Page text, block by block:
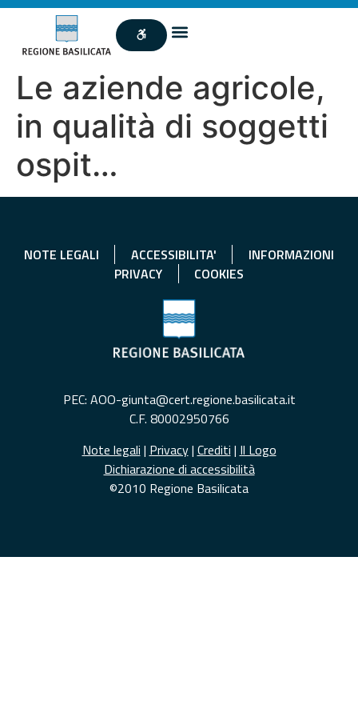
Le aziende agricole,
in qualità di soggetti
ospit…
NOTE LEGALI ACCESSIBILITA'
INFORMAZIONI
PRIVACY
COOKIES
PEC: AOO-giunta@cert.regione.basilicata.it
C.F. 80002950766
Note legali | Privacy| Crediti | Il Logo
Dichiarazione di accessibilità
©2010 Regione Basilicata